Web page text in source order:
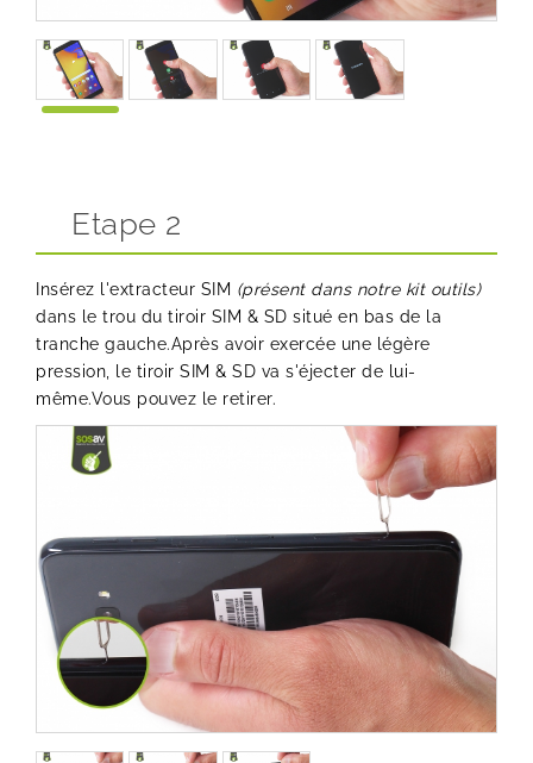
Etape 2
Insérez l'extracteur SIM (présent dans notre kit outils)
dans le trou du tiroir SIM & SD situé en bas de la
tranche gauche.Après avoir exercée une légère
pression, le tiroir SIM & SD va s'éjecter de lui-
même.Vous pouvez le retirer.